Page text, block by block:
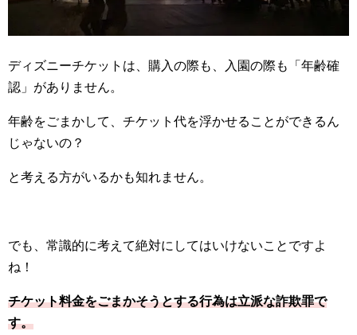
ディズニーチケットは、購入の際も、入園の際も「年齢確
認」がありません。
年齢をごまかして、チケット代を浮かせることができるん
じゃないの？
と考える方がいるかも知れません。
でも、常識的に考えて絶対にしてはいけないことですよ
ね！
チケット料金をごまかそうとする行為は立派な詐欺罪で
す。